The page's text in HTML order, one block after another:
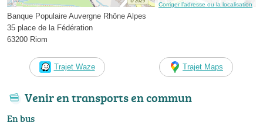
Corriger l’adresse ou la localisation
Banque Populaire Auvergne Rhône Alpes
35 place de la Fédération
63200 Riom
Trajet Waze Trajet Maps
Venir en transports en commun
En bus